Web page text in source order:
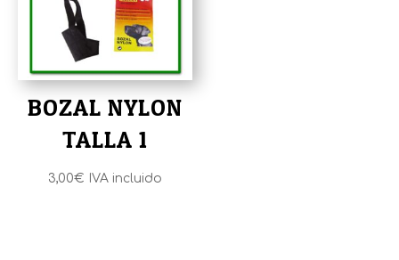
BOZAL NYLON
TALLA 1
3,00€ IVA incluido